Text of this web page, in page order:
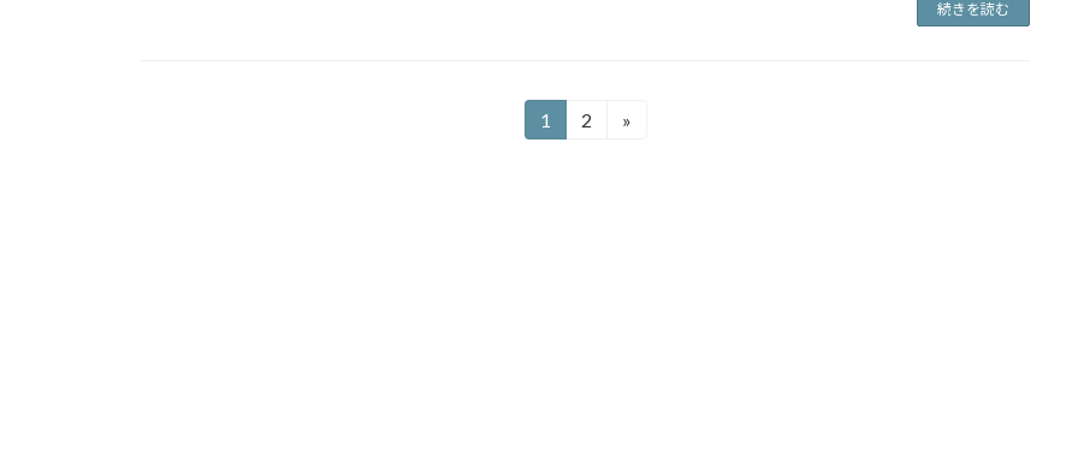
続きを読む
固
1
固
2 »